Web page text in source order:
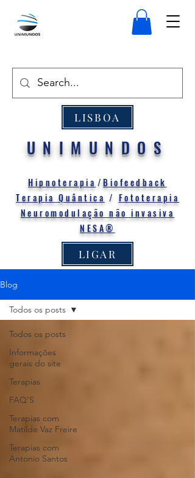
LISBOA
UNIMUNDOS
Hipnoterapia /Biofeedback
Terapia Quântica / Fototerapia
Neuromodulação não invasiva
NESA®
LIGAR
Blog
Todos os posts
Informações
gerais do site
Terapias
FAQ'S
Terapias com
Matilde Vaz Freire
Terapias com
Antonio Santos
Todos os posts